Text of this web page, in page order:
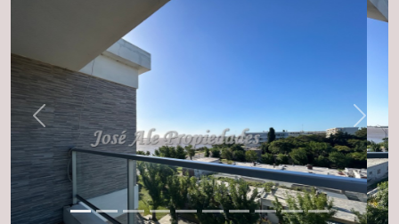
Previous Next